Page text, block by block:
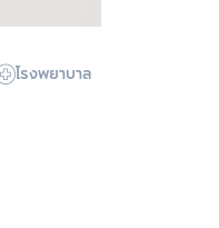
โรงพยาบาล